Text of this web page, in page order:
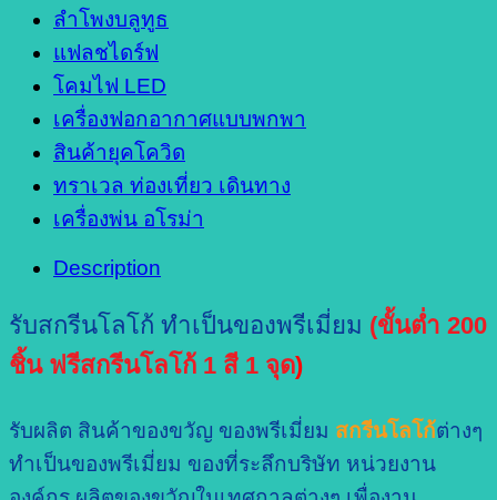
ลำโพงบลูทูธ
แฟลชไดร์ฟ
โคมไฟ LED
เครื่องฟอกอากาศแบบพกพา
สินค้ายุคโควิด
ทราเวล ท่องเที่ยว เดินทาง
เครื่องพ่น อโรม่า
Description
รับสกรีนโลโก้ ทำเป็นของพรีเมี่ยม (ขั้นต่ำ 200
ชิ้น ฟรีสกรีนโลโก้ 1 สี 1 จุด)
รับผลิต สินค้าของขวัญ ของพรีเมี่ยม สกรีนโลโก้ต่างๆ
ทำเป็นของพรีเมี่ยม ของที่ระลึกบริษัท หน่วยงาน